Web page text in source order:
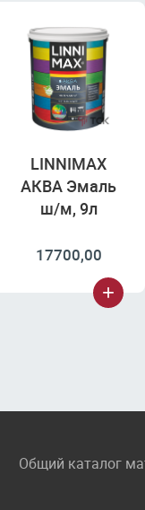
LINNIMAX
АКВА Эмаль
ш/м, 9л
17700,00
Общий каталог